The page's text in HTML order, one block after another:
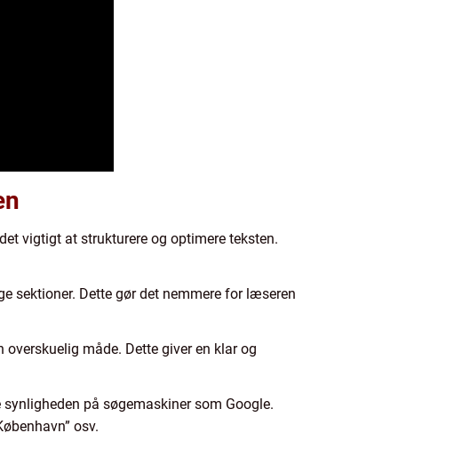
vigtigt at strukturere og optimere teksten.
sektioner. Dette gør det nemmere for læseren
måde. Dette giver en klar og
på søgemaskiner som Google.
osv.